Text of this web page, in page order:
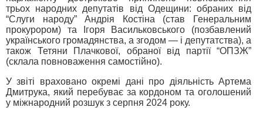
трьох народних депутатів від Одещини: обраних від
“Слуги народу” Андрія Костіна (став Генеральним
прокурором) та Ігоря Васильковського (позбавлений
українського громадянства, а згодом — і депутатства), а
також Тетяни Плачкової, обраної від партії “ОПЗЖ”
(склала повноваження самостійно).
У звіті враховано окремі дані про діяльність Артема
Дмитрука, який перебуває за кордоном та оголошений
у міжнародний розшук з серпня 2024 року.